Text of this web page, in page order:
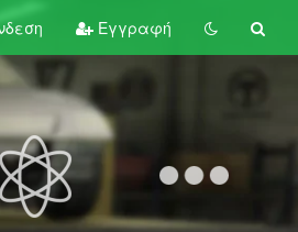
Εγγραφή